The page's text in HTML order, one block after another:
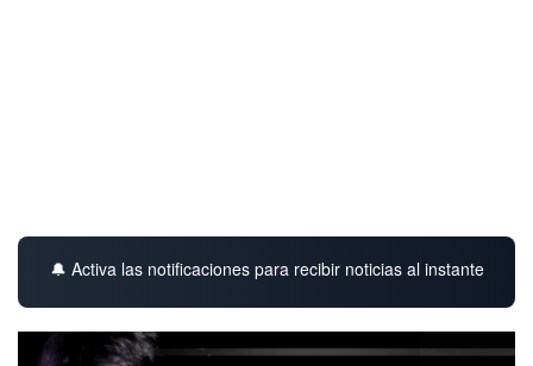
🔔 Activa las notificaciones para recibir noticias al instante